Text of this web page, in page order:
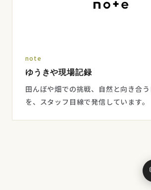
note
ゆうきや現場記録
田んぼや畑での挑戦、自然と向き合
を、スタッフ目線で発信しています。